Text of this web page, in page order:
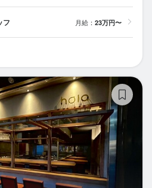
フ 月給： 23万円〜